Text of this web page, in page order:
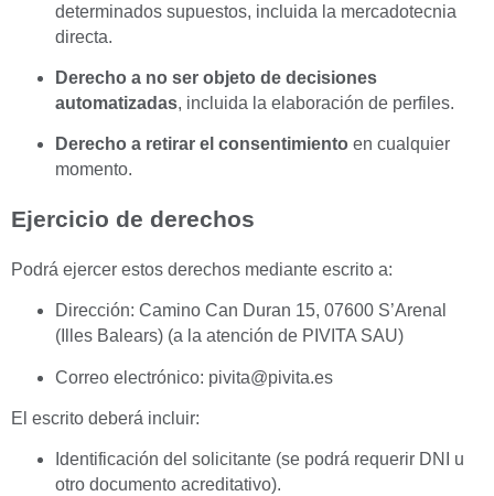
determinados supuestos, incluida la mercadotecnia
directa.
Derecho a no ser objeto de decisiones
automatizadas, incluida la elaboración de perfiles.
Derecho a retirar el consentimiento en cualquier
momento.
Ejercicio de derechos
Podrá ejercer estos derechos mediante escrito a:
Dirección: Camino Can Duran 15, 07600 S’Arenal
(Illes Balears) (a la atención de PIVITA SAU)
Correo electrónico: pivita@pivita.es
El escrito deberá incluir:
Identificación del solicitante (se podrá requerir DNI u
otro documento acreditativo).